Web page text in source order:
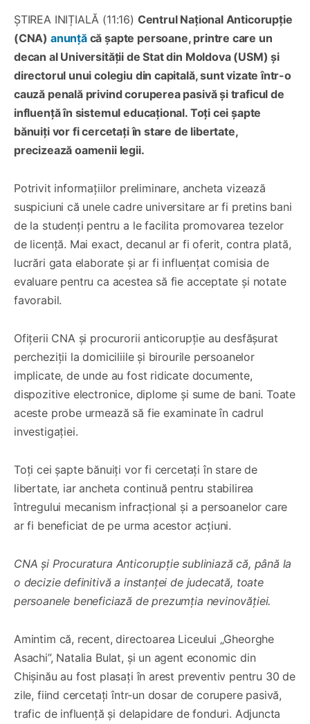
ȘTIREA INIȚIALĂ (11:16) Centrul Național Anticorupție
(CNA) anunțăcă șapte persoane, printre care un
decan al Universității de Stat din Moldova (USM) și
directorul unui colegiu din capitală, sunt vizate într-o
cauză penală privind coruperea pasivă și traficul de
influență în sistemul educațional. Toți cei șapte
bănuiți vor fi cercetați în stare de libertate,
precizează oamenii legii.
Potrivit informațiilor preliminare, ancheta vizează
suspiciuni că unele cadre universitare ar fi pretins bani
de la studenți pentru a le facilita promovarea tezelor
de licență. Mai exact, decanul ar fi oferit, contra plată,
lucrări gata elaborate și ar fi influențat comisia de
evaluare pentru ca acestea să fie acceptate și notate
favorabil.
Ofițerii CNA și procurorii anticorupție au desfășurat
percheziții la domiciliile și birourile persoanelor
implicate, de unde au fost ridicate documente,
dispozitive electronice, diplome și sume de bani. Toate
aceste probe urmează să fie examinate în cadrul
investigației.
Toți cei șapte bănuiți vor fi cercetați în stare de
libertate, iar ancheta continuă pentru stabilirea
întregului mecanism infracțional și a persoanelor care
ar fi beneficiat de pe urma acestor acțiuni.
CNA și Procuratura Anticorupție subliniază că, până la
o decizie definitivă a instanței de judecată, toate
persoanele beneficiază de prezumția nevinovăției.
Amintim că, recent, directoarea Liceului „Gheorghe
Asachi”, Natalia Bulat, și un agent economic din
Chișinău au fost plasați în arest preventiv pentru 30 de
zile, fiind cercetați într-un dosar de corupere pasivă,
trafic de influență și delapidare de fonduri. Adjuncta